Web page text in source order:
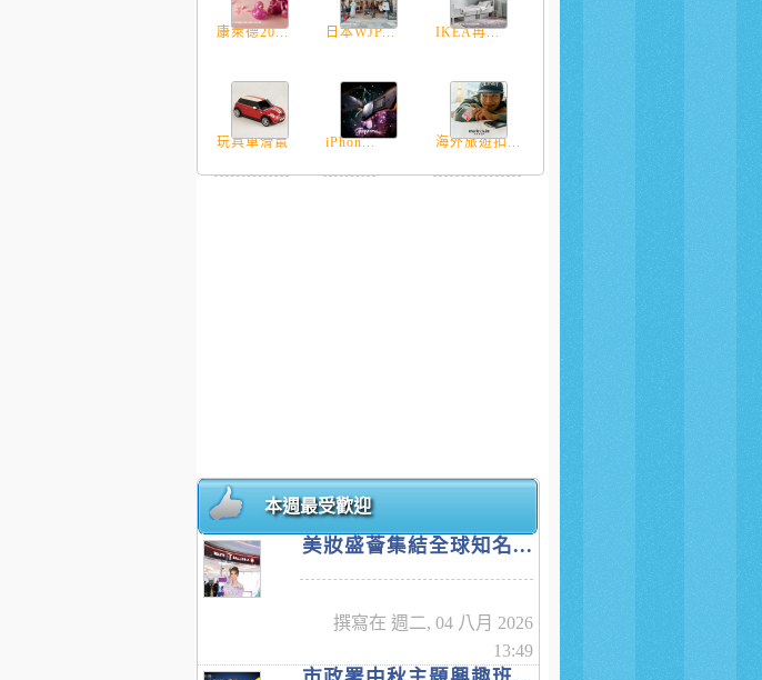
康萊德20... 日本WJP... IKEA再...
玩具車滑鼠 iPhon... 海外旅遊扣...
本週最受歡迎
美妝盛薈集結全球知名...
撰寫在 週二, 04 八月 2026
13:49